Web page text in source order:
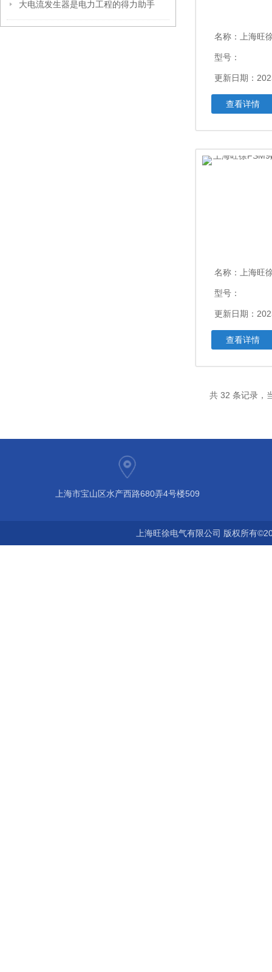
大电流发生器是电力工程的得力助手
名称： 上海旺徐
型号：
更新日期：
查看详情
名称： 上海旺徐
型号：
更新日期：
查看详情
共 32 条记录
上海市宝山区水产西路680弄4号楼509
上海旺徐电气有限公司 版权所有